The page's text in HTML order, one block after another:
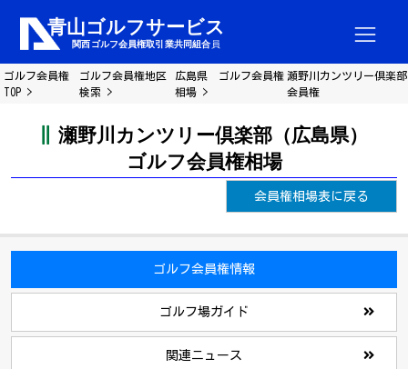
ゴルフ会員権
TOP
ゴルフ会員権地区
検索
広島県 ゴルフ会員権
相場
瀬野川カンツリー倶楽部
会員権
瀬野川カンツリー倶楽部（広島県）
ゴルフ会員権相場
会員権相場表に戻る
ゴルフ会員権情報
ゴルフ場ガイド
関連ニュース